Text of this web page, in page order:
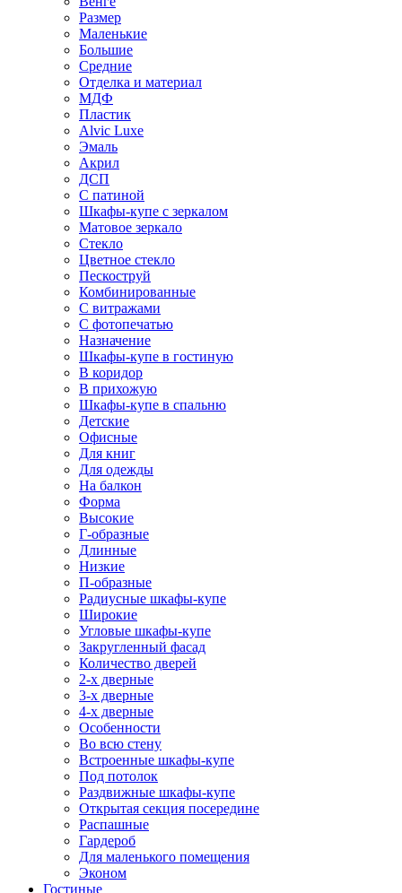
Размер
Маленькие
Большие
Средние
Отделка и материал
МДФ
Пластик
Alvic Luxe
Эмаль
Акрил
ДСП
С патиной
Шкафы-купе с зеркалом
Матовое зеркало
Стекло
Цветное стекло
Пескоструй
Комбинированные
С витражами
С фотопечатью
Назначение
Шкафы-купе в гостиную
В коридор
В прихожую
Шкафы-купе в спальню
Детские
Офисные
Для книг
Для одежды
На балкон
Форма
Высокие
Г-образные
Длинные
Низкие
П-образные
Радиусные шкафы-купе
Широкие
Угловые шкафы-купе
Закругленный фасад
Количество дверей
2-х дверные
3-х дверные
4-х дверные
Особенности
Во всю стену
Встроенные шкафы-купе
Под потолок
Раздвижные шкафы-купе
Открытая секция посередине
Распашные
Гардероб
Для маленького помещения
Эконом
Гостиные